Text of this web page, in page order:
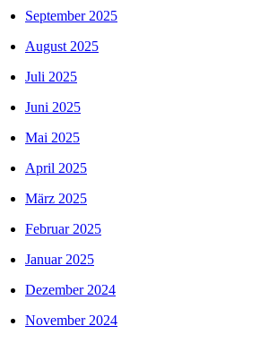
September 2025
August 2025
Juli 2025
Juni 2025
Mai 2025
April 2025
März 2025
Februar 2025
Januar 2025
Dezember 2024
November 2024